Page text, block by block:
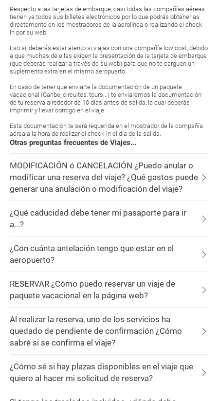
Respecto a las tarjetas de embarque, casi todas las compañías aéreas
tienen ya todos sus billetes electrónicos por lo que podrás obtenerlas
directamente en los mostradores de la aerolínea o realizando el check-
in por su web.
Eso sí, deberás estar atento si viajas con una compañía low cost, debido
a que muchas de ellas exigen la presentación de la tarjeta de embarque
(que deberás realizar a través de su web) para que no te carguen un
suplemento extra en el mismo aeropuerto.
En caso de tener que enviarte la documentación de un paquete
vacacional (Caribe, circuitos, tours...) te enviaremos la documentación
de tu reserva alrededor de 10 días antes de salida, la cual deberás
imprimir y llevar contigo en el viaje.
Esta documentación te será requerida en el mostrador de la compañía
aérea a la hora de realizar el check-in el día de la salida.
Otras preguntas frecuentes de Viajes...
MODIFICACIÓN ó CANCELACIÓN ¿Puedo anular o
modificar una reserva del viaje? ¿Qué gastos puede
generar una anulación o modificación del viaje?
¿Qué caducidad debe tener mi pasaporte para ir
a...?
¿Con cuánta antelación tengo que estar en el
aeropuerto?
RESERVAR ¿Cómo puedo reservar un viaje de
paquete vacacional en la página web?
Al realizar la reserva, uno de los servicios ha
quedado de pendiente de confirmación ¿Cómo
sabré si se confirma el viaje?
¿Cómo sé si hay plazas disponibles en el viaje que
quiero al hacer mi solicitud de reserva?